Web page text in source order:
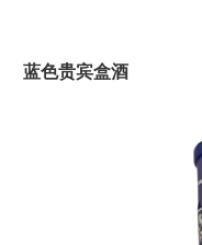
蓝色贵宾盒酒